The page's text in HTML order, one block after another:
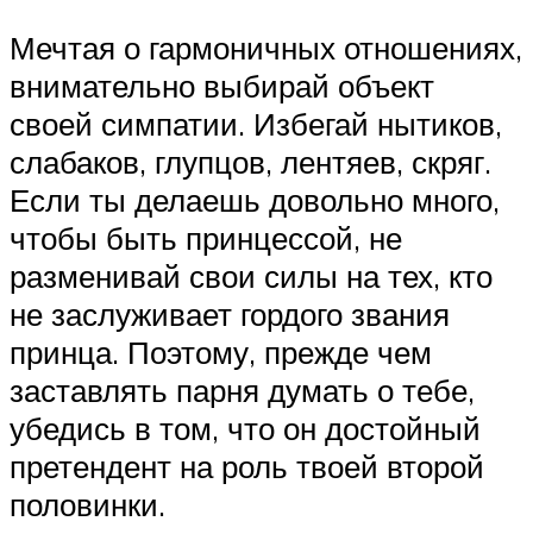
Мечтая о гармоничных отношениях,
внимательно выбирай объект
своей симпатии. Избегай нытиков,
слабаков, глупцов, лентяев, скряг.
Если ты делаешь довольно много,
чтобы быть принцессой, не
разменивай свои силы на тех, кто
не заслуживает гордого звания
принца. Поэтому, прежде чем
заставлять парня думать о тебе,
убедись в том, что он достойный
претендент на роль твоей второй
половинки.